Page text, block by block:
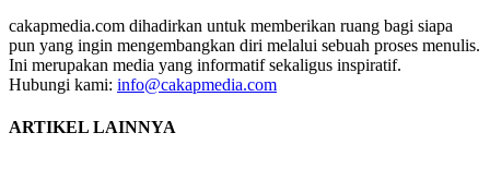
cakapmedia.com dihadirkan untuk memberikan ruang bagi siapa
pun yang ingin mengembangkan diri melalui sebuah proses menulis.
Ini merupakan media yang informatif sekaligus inspiratif.
Hubungi kami: info@cakapmedia.com
ARTIKEL LAINNYA